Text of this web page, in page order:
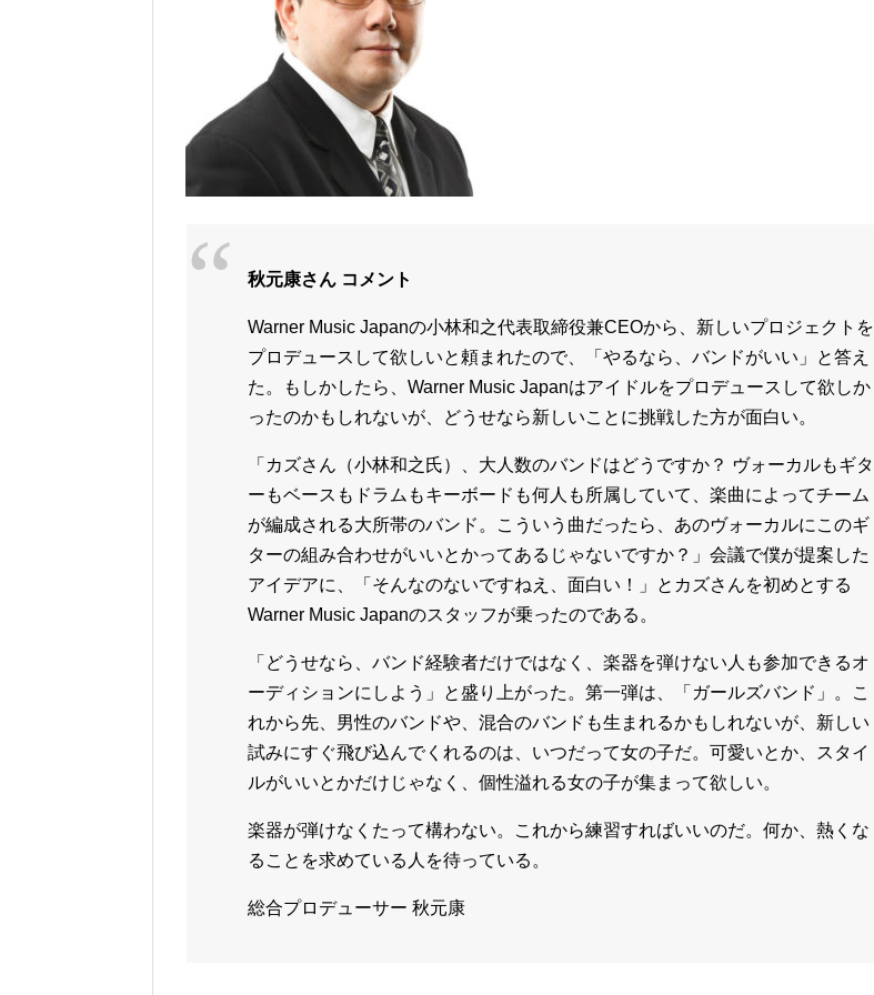
秋元康さん コメント
Warner Music Japanの小林和之代表取締役兼CEOから、新しいプロジェクトを
プロデュースして欲しいと頼まれたので、「やるなら、バンドがいい」と答え
た。もしかしたら、Warner Music Japanはアイドルをプロデュースして欲しか
ったのかもしれないが、どうせなら新しいことに挑戦した方が面白い。
「カズさん（小林和之氏）、大人数のバンドはどうですか？ ヴォーカルもギタ
ーもベースもドラムもキーボードも何人も所属していて、楽曲によってチーム
が編成される大所帯のバンド。こういう曲だったら、あのヴォーカルにこのギ
ターの組み合わせがいいとかってあるじゃないですか？」会議で僕が提案した
アイデアに、「そんなのないですねえ、面白い！」とカズさんを初めとする
Warner Music Japanのスタッフが乗ったのである。
「どうせなら、バンド経験者だけではなく、楽器を弾けない人も参加できるオ
ーディションにしよう」と盛り上がった。第一弾は、「ガールズバンド」。こ
れから先、男性のバンドや、混合のバンドも生まれるかもしれないが、新しい
試みにすぐ飛び込んでくれるのは、いつだって女の子だ。可愛いとか、スタイ
ルがいいとかだけじゃなく、個性溢れる女の子が集まって欲しい。
楽器が弾けなくたって構わない。これから練習すればいいのだ。何か、熱くな
ることを求めている人を待っている。
総合プロデューサー 秋元康